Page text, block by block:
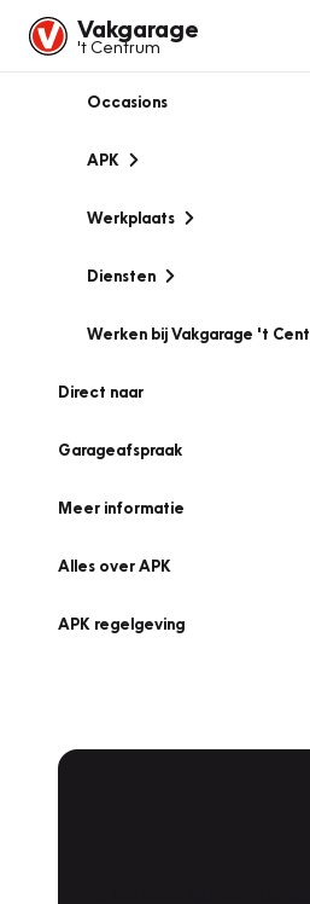
Vakgarage
't Centrum
Occasions
APK
Werkplaats
Diensten
Werken bij Vakgarage 't
Direct naar
Garageafspraak
Meer informatie
Alles over APK
APK regelgeving